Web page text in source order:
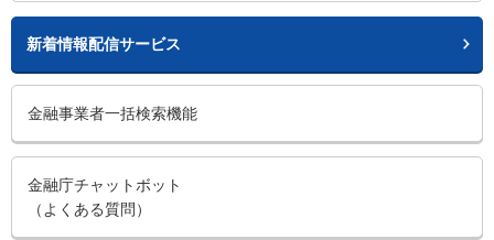
新着情報配信サービス
金融事業者一括検索機能
金融庁チャットボット
（よくある質問）